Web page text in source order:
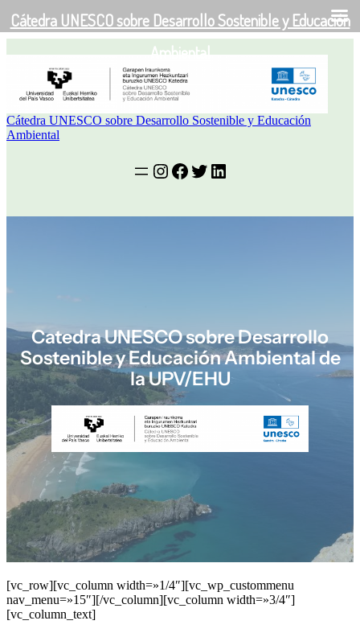
al
contenido
Cátedra UNESCO sobre Desarrollo Sostenible y Educación
Ambiental
Instagram
Facebook
Twitter
LinkedIn
Catedra UNESCO sobre Desarrollo
Sostenible y Educación Ambiental de
la UPV/EHU
[vc_row][vc_column width=»1/4″][vc_wp_custommenu
nav_menu=»15″][/vc_column][vc_column width=»3/4″]
[vc_column_text]
EU EN ES
Cátedra UNESCO sobre Desarrollo Sostenible y Educación
Ambiental